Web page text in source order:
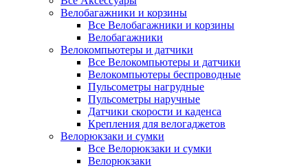
Велобагажники и корзины
Все Велобагажники и корзины
Велобагажники
Велокомпьютеры и датчики
Все Велокомпьютеры и датчики
Велокомпьютеры беспроводные
Пульсометры нагрудные
Пульсометры наручные
Датчики скорости и каденса
Крепления для велогаджетов
Велорюкзаки и сумки
Все Велорюкзаки и сумки
Велорюкзаки